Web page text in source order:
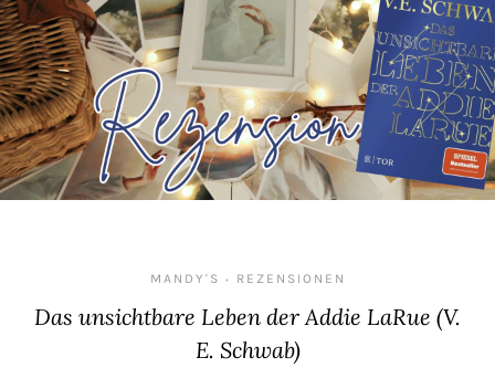
MANDY'S • REZENSIONEN
Das unsichtbare Leben der Addie LaRue (V.
E. Schwab)